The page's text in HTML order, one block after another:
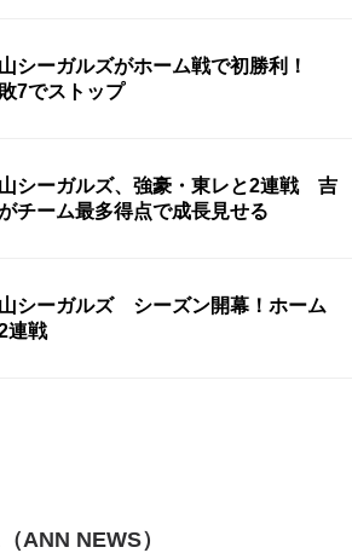
シーガルズがホーム戦で初勝利！
7でストップ
シーガルズ、強豪・東レと2連戦 吉
チーム最多得点で成長見せる
シーガルズ シーズン開幕！ホーム
連戦
ANN NEWS）